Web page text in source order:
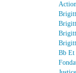
Bb Et